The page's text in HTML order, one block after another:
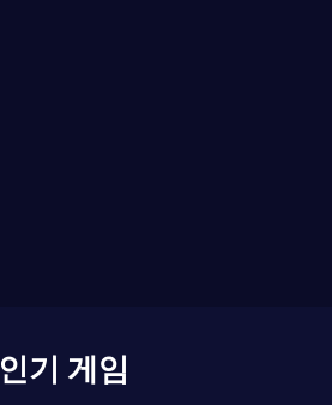
인기 게임